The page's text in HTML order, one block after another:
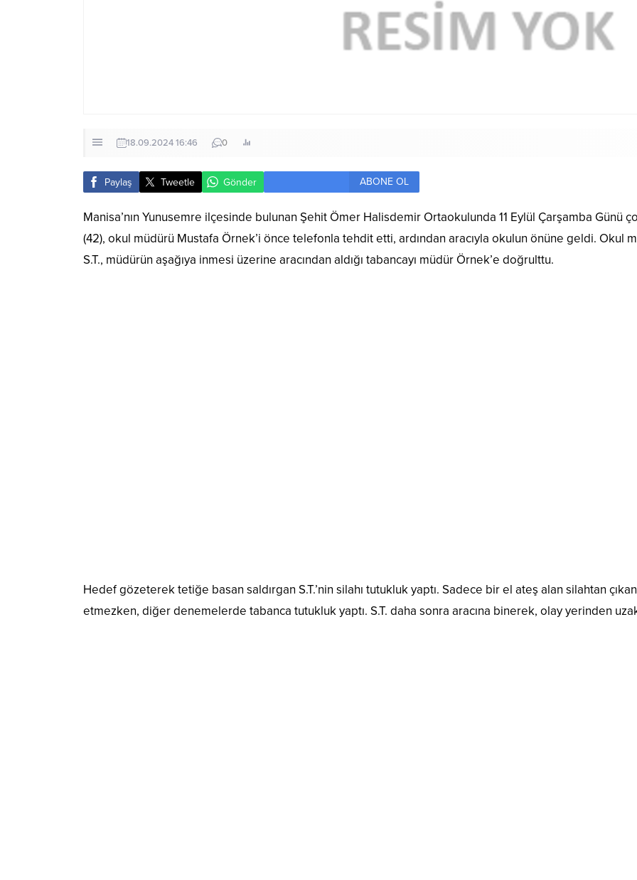
18.09.2024 16:46 0
Paylaş Tweetle Gönder ABONE OL
Manisa’nın Yunusemre ilçesinde bulunan Şehit Ömer Halisdemir Ortaokulunda 11 Eylül Çarşamba Günü
(42), okul müdürü Mustafa Örnek’i önce telefonla tehdit etti, ardından aracıyla okulun önüne geldi. Okul
S.T., müdürün aşağıya inmesi üzerine aracından aldığı tabancayı müdür Örnek’e doğrulttu.
Hedef gözeterek tetiğe basan saldırgan S.T.’nin silahı tutukluk yaptı. Sadece bir el ateş alan silahtan
etmezken, diğer denemelerde tabanca tutukluk yaptı. S.T. daha sonra aracına binerek, olay yerinden